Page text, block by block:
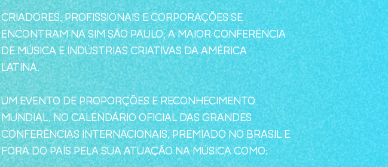
CRIADORES, PROFISSIONAIS E CORPORAÇÕES SE
ENCONTRAM NA SIM SÃO PAULO, A MAIOR CONFERÊNCIA
DE MÚSICA E INDÚSTRIAS CRIATIVAS DA AMÉRICA
LATINA.
UM EVENTO DE PROPORÇÕES E RECONHECIMENTO
MUNDIAL, NO CALENDÁRIO OFICIAL DAS GRANDES
CONFERÊNCIAS INTERNACIONAIS, PREMIADO NO BRASIL E
FORA DO PAÍS PELA SUA ATUAÇÃO NA MÚSICA COMO: